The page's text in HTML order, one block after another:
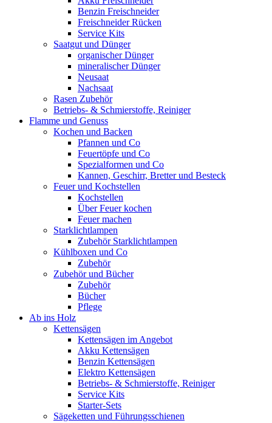
Benzin Freischneider
Freischneider Rücken
Service Kits
Saatgut und Dünger
organischer Dünger
mineralischer Dünger
Neusaat
Nachsaat
Rasen Zubehör
Betriebs- & Schmierstoffe, Reiniger
Flamme und Genuss
Kochen und Backen
Pfannen und Co
Feuertöpfe und Co
Spezialformen und Co
Kannen, Geschirr, Bretter und Besteck
Feuer und Kochstellen
Kochstellen
Über Feuer kochen
Feuer machen
Starklichtlampen
Zubehör Starklichtlampen
Kühlboxen und Co
Zubehör
Zubehör und Bücher
Zubehör
Bücher
Pflege
Ab ins Holz
Kettensägen
Kettensägen im Angebot
Akku Kettensägen
Benzin Kettensägen
Elektro Kettensägen
Betriebs- & Schmierstoffe, Reiniger
Service Kits
Starter-Sets
Sägeketten und Führungsschienen